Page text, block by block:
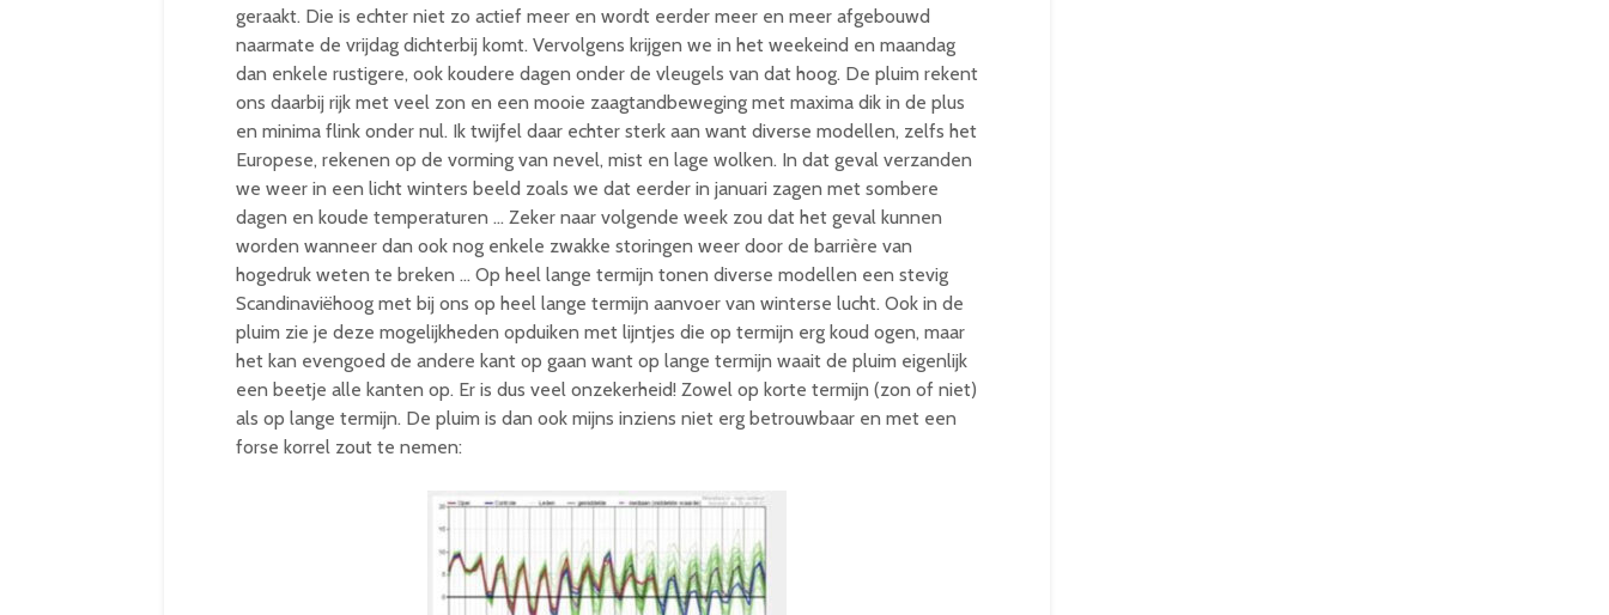
geraakt. Die is echter niet zo actief meer en wordt eerder meer en meer afgebouwd
naarmate de vrijdag dichterbij komt. Vervolgens krijgen we in het weekeind en maandag
dan enkele rustigere, ook koudere dagen onder de vleugels van dat hoog. De pluim rekent
ons daarbij rijk met veel zon en een mooie zaagtandbeweging met maxima dik in de plus
en minima flink onder nul. Ik twijfel daar echter sterk aan want diverse modellen, zelfs het
Europese, rekenen op de vorming van nevel, mist en lage wolken. In dat geval verzanden
we weer in een licht winters beeld zoals we dat eerder in januari zagen met sombere
dagen en koude temperaturen … Zeker naar volgende week zou dat het geval kunnen
worden wanneer dan ook nog enkele zwakke storingen weer door de barrière van
hogedruk weten te breken … Op heel lange termijn tonen diverse modellen een stevig
Scandinaviëhoog met bij ons op heel lange termijn aanvoer van winterse lucht. Ook in de
pluim zie je deze mogelijkheden opduiken met lijntjes die op termijn erg koud ogen, maar
het kan evengoed de andere kant op gaan want op lange termijn waait de pluim eigenlijk
een beetje alle kanten op. Er is dus veel onzekerheid! Zowel op korte termijn (zon of niet)
als op lange termijn. De pluim is dan ook mijns inziens niet erg betrouwbaar en met een
forse korrel zout te nemen: